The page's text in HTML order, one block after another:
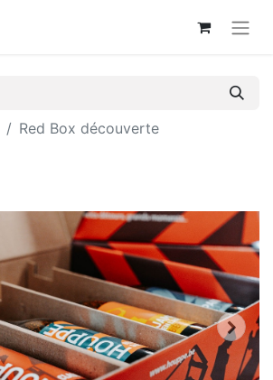
Red Box découverte